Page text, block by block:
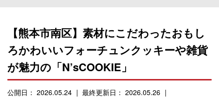
【熊本市南区】素材にこだわったおもし
ろかわいいフォーチュンクッキーや雑貨
が魅力の「N’sCOOKIE」
公開日： 2026.05.24 最終更新日： 2026.05.26